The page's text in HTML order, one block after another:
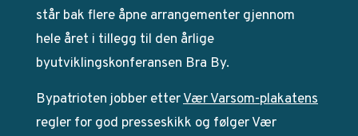
står bak flere åpne arrangementer gjennom
hele året i tillegg til den årlige
byutviklingskonferansen Bra By.
Bypatrioten jobber etterVær Varsom-plakatens
regler for god presseskikk og følger Vær